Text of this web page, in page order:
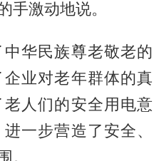
手激动地说。
华民族尊老敬老的
业对老年群体的真
人们的安全用电意
一步营造了安全、
。